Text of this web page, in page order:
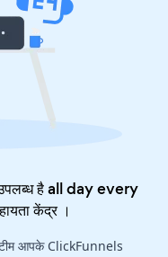
है all day every
केंद्र।
टीम आपके ClickFunnels